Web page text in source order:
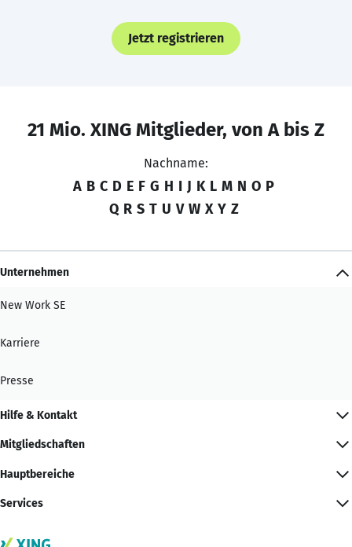
Jetzt registrieren
21 Mio. XING Mitglieder, von A bis Z
Nachname:
A B C D E F G H I J K L M N O P
Q R S T U V W X Y Z
Unternehmen
New Work SE
Karriere
Presse
Hilfe & Kontakt
Mitgliedschaften
Hauptbereiche
Services